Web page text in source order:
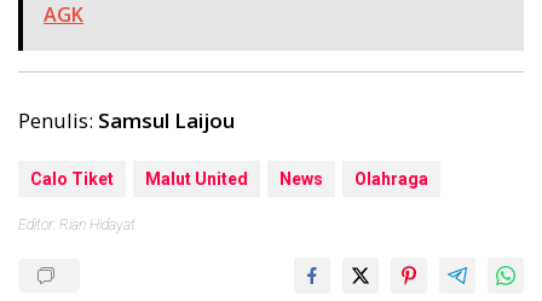
AGK
Penulis: Samsul Laijou
Calo Tiket Malut United News Olahraga
Editor: Rian Hidayat